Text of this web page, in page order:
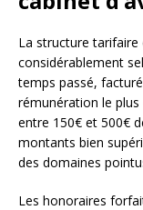
La structure tarifaire
considérablement
temps passé,
rémunération le
entre 150€ et 500€
montants bien
des domaines
Les honoraires